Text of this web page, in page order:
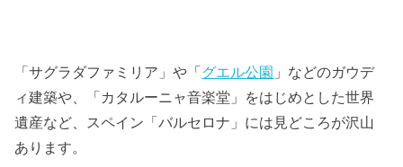
「サグラダファミリア」や「グエル公園 」などのガウデ
ィ建築や、「カタルーニャ音楽堂」をはじめとした世界
遺産など、スペイン「バルセロナ」には見どころが沢山
あります。